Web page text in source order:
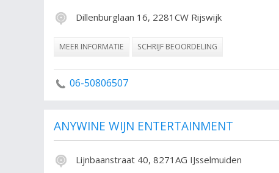
Dillenburglaan 16, 2281CW Rijswijk
MEER INFORMATIE SCHRIJF BEOORDELING
06-50806507
ANYWINE WIJN ENTERTAINMENT
Lijnbaanstraat 40, 8271AG IJsselmuiden